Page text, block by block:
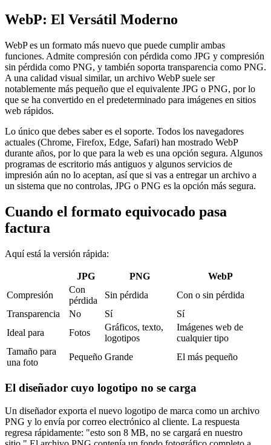
WebP: El Versátil Moderno
WebP es un formato más nuevo que puede cumplir ambas
funciones. Admite compresión con pérdida como JPG y compresión
sin pérdida como PNG, y también soporta transparencia como PNG.
A una calidad visual similar, un archivo WebP suele ser
notablemente más pequeño que el equivalente JPG o PNG, por lo
que se ha convertido en el predeterminado para imágenes en sitios
web rápidos.
Lo único que debes saber es el soporte. Todos los navegadores
actuales (Chrome, Firefox, Edge, Safari) han mostrado WebP
durante años, por lo que para la web es una opción segura. Algunos
programas de escritorio más antiguos y algunos servicios de
impresión aún no lo aceptan, así que si vas a entregar un archivo a
un sistema que no controlas, JPG o PNG es la opción más segura.
Cuando el formato equivocado pasa
factura
Aquí está la versión rápida:
JPG PNG
WebP
Compresión
Con
pérdida
Sin pérdida
Con o sin pérdida
Transparencia
No Sí
Sí
Ideal para
Fotos
Gráficos, texto,
logotipos
Imágenes web de
cualquier tipo
Tamaño para
una foto
Pequeño Grande El más pequeño
El diseñador cuyo logotipo no se carga
Un diseñador exporta el nuevo logotipo de marca como un archivo
PNG y lo envía por correo electrónico al cliente. La respuesta
regresa rápidamente: "esto son 8 MB, no se cargará en nuestro